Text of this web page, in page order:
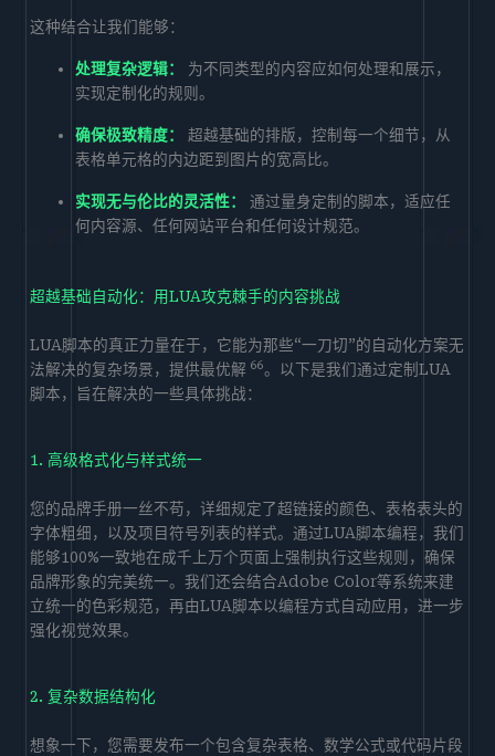
这种结合让我们能够：
处理复杂逻辑：
为不同类型的内容应如何处理和展示，
实现定制化的规则。
确保极致精度：
超越基础的排版，控制每一个细节，从
表格单元格的内边距到图片的宽高比。
实现无与伦比的灵活性：
通过量身定制的脚本，适应任
何内容源、任何网站平台和任何设计规范。
超越基础自动化：用LUA攻克棘手的内容挑战
LUA脚本的真正力量在于，它能为那些“一刀切”的自动化方案无
法解决的复杂场景，提供最优解66。以下是我们通过定制LUA
脚本，旨在解决的一些具体挑战：
1. 高级格式化与样式统一
您的品牌手册一丝不苟，详细规定了超链接的颜色、表格表头的
字体粗细，以及项目符号列表的样式。通过LUA脚本编程，我们
能够100%一致地在成千上万个页面上强制执行这些规则，确保
品牌形象的完美统一。我们还会结合Adobe Color等系统来建
立统一的色彩规范，再由LUA脚本以编程方式自动应用，进一步
强化视觉效果。
2. 复杂数据结构化
想象一下，您需要发布一个包含复杂表格、数学公式或代码片段